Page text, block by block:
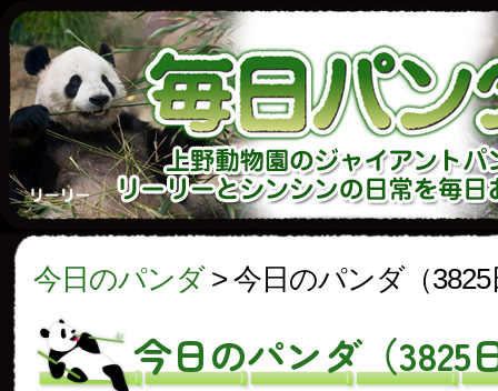
今日のパンダ> 今日のパンダ（3825
今日のパンダ（3825